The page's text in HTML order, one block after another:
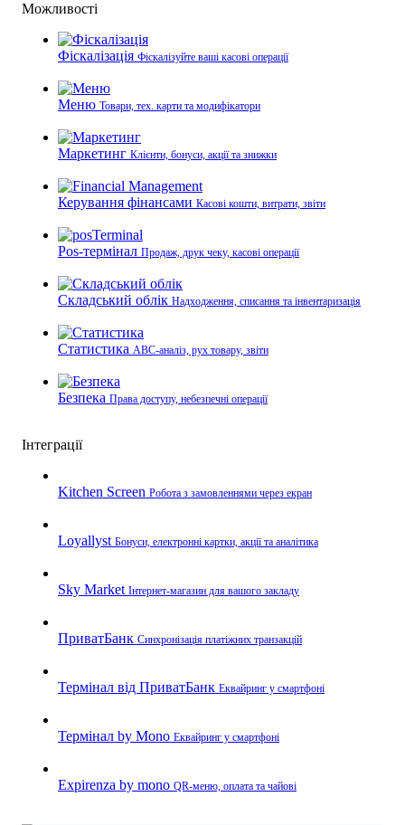
Можливості
Фіскалізація Фіскалізуйте ваші касові операції
Меню Товари, тех. карти та модифікатори
Маркетинг Клієнти, бонуси, акції та знижки
Керування фінансами Касові кошти, витрати, звіти
Pos-термінал Продаж, друк чеку, касові операції
Складський облік Надходження, списання та інвентаризація
Статистика ABC-аналіз, рух товару, звіти
Безпека Права доступу, небезпечні операції
Інтеграції
Kitchen Screen Робота з замовленнями через екран
Loyallyst Бонуси, електронні картки, акції та аналітика
Sky Market Інтернет-магазин для вашого закладу
ПриватБанк Синхронізація платіжних транзакцій
Термінал від ПриватБанк Еквайринг у смартфоні
Термінал by Mono Еквайринг у смартфоні
Expirenza by mono QR-меню, оплата та чайові